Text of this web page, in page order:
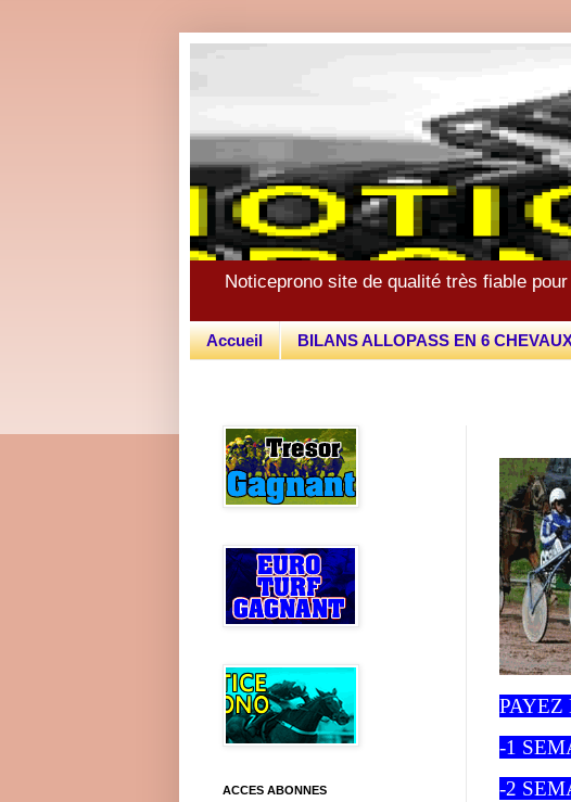
Noticeprono site de qualité très fiable
Accueil BILANS ALLOPASS EN 6
PAYEZ
-1
-2
ACCES ABONNES